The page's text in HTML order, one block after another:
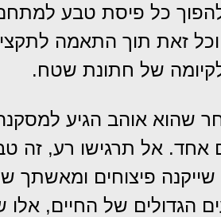
כל פיסת טבע
זאת תוך התאמה
של חתונת שטח.
אוהב הגיע למסקנה
אל תרגישו רע, זה
פיצוחים ומאשתך
הגדולים של החיים,